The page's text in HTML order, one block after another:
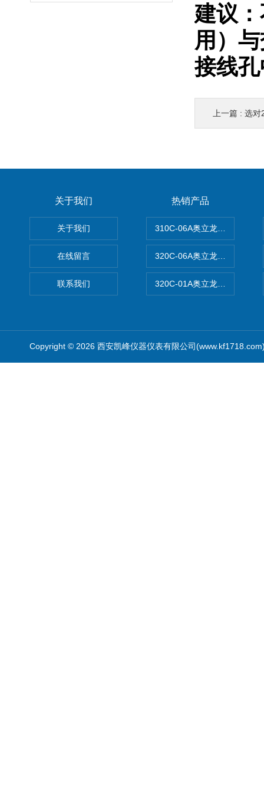
建议：
用）
接线
上一篇 : 选对
关于我们
关于我们
在线留言
联系我们
热销产品
310C-06A奥立龙实验室台式
320C-06A奥立龙实验室便携
320C-01A奥立龙实验室便携
Copyright © 2026 西安凯峰仪器仪表有限公司